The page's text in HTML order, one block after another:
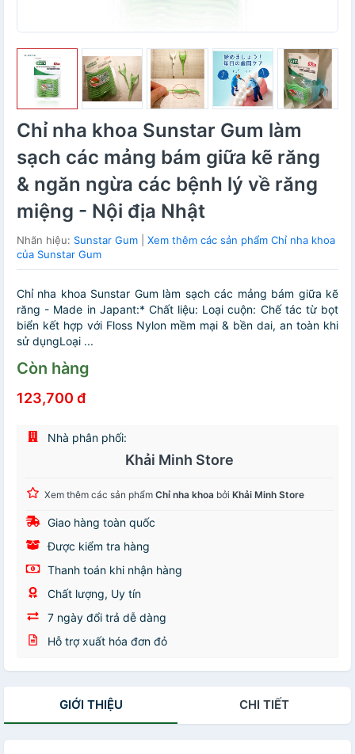
Chỉ nha khoa Sunstar Gum làm
sạch các mảng bám giữa kẽ răng
& ngăn ngừa các bệnh lý về răng
miệng - Nội địa Nhật
Nhãn hiệu: Sunstar Gum
Xem thêm các sản phẩm Chỉ nha khoa
của Sunstar Gum
Chỉ nha khoa Sunstar Gum làm sạch các mảng bám giữa kẽ
răng - Made in Japant:* Chất liệu: Loại cuộn: Chế tác từ bọt
biển kết hợp với Floss Nylon mềm mại & bền dai, an toàn khi
sử dụngLoại ...
Còn hàng
123,700 đ
Nhà phân phối:
Khải Minh Store
Xem thêm các sản phẩm Chỉ nha khoa bởi Khải Minh Store
Giao hàng toàn quốc
Được kiểm tra hàng
Thanh toán khi nhận hàng
Chất lượng, Uy tín
7 ngày đổi trả dễ dàng
Hỗ trợ xuất hóa đơn đỏ
GIỚI THIỆU CHI TIẾT